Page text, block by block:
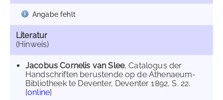
Angabe fehlt
Literatur
(Hinweis)
Jacobus Cornelis van Slee, Catalogus der
Handschriften berustende op de Athenaeum-
Bibliotheek te Deventer, Deventer 1892, S. 22.
[online]